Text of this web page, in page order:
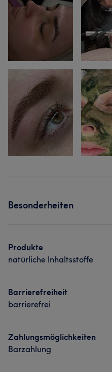
Besonderheiten
Produkte
natürliche Inhaltsstoffe
Barrierefreiheit
barrierefrei
Zahlungsmöglichkeiten
Barzahlung